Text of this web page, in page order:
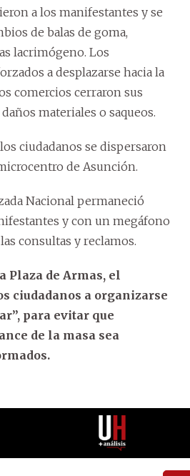
a los manifestantes y se
de balas de goma,
lacrimógeno. Los
a desplazarse hacia la
comercios cerraron sus
materiales o saqueos.
ciudadanos se dispersaron
de Asunción.
Nacional permaneció
y con un megáfono
consultas y reclamos.
Plaza de Armas, el
ciudadanos a organizarse
para evitar que
de la masa sea